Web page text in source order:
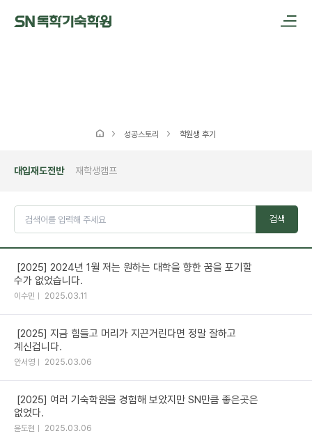
성공스토리 학원생 후기
대입재도전반 재학생캠프
검색
[2025] 2024년 1월 저는 원하는 대학을 향한 꿈을 포기할
수가 없었습니다.
이수민 2025.03.11
[2025] 지금 힘들고 머리가 지끈거린다면 정말 잘하고
계신겁니다.
안서영 2025.03.06
[2025] 여러 기숙학원을 경험해 보았지만 SN만큼 좋은곳은
없었다.
윤도현 2025.03.06